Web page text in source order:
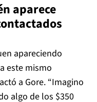
aparece
apareciendo
este mismo
a Gore. “Imagino
algo de los $350